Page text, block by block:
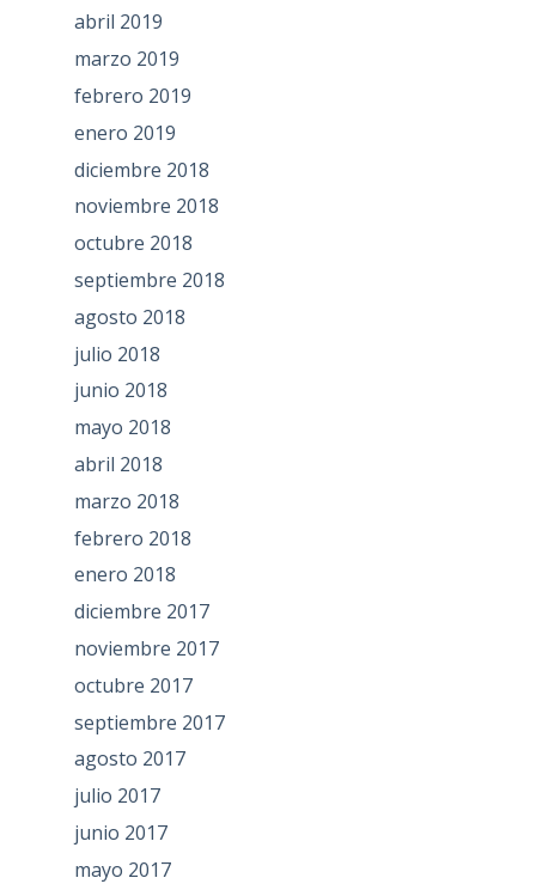
abril 2019
marzo 2019
febrero 2019
enero 2019
diciembre 2018
noviembre 2018
octubre 2018
septiembre 2018
agosto 2018
julio 2018
junio 2018
mayo 2018
abril 2018
marzo 2018
febrero 2018
enero 2018
diciembre 2017
noviembre 2017
octubre 2017
septiembre 2017
agosto 2017
julio 2017
junio 2017
mayo 2017